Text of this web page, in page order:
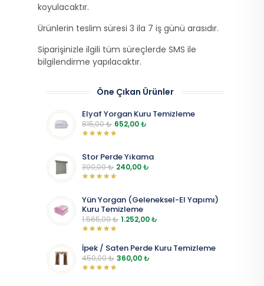
koyulacaktır.
Ürünlerin teslim süresi 3 ila 7 iş günü arasıdır.
Siparişinizle ilgili tüm süreçlerde SMS ile
bilgilendirme yapılacaktır.
Öne Çıkan Ürünler
Elyaf Yorgan Kuru Temizleme
815,00₺ 652,00₺
Stor Perde Yıkama
300,00₺ 240,00₺
Yün Yorgan (Geleneksel-El Yapımı)
Kuru Temizleme
1.565,00₺ 1.252,00₺
İpek / Saten Perde Kuru Temizleme
450,00₺ 360,00₺